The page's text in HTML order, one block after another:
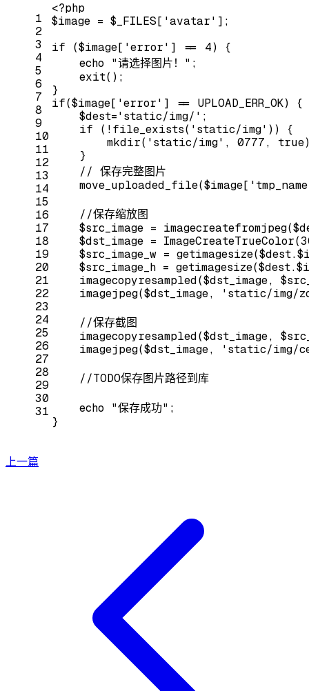
1
2
3
4
5
6
7
8
9
10
11
12
13
14
15
16
17
18
19
20
21
22
23
24
25
26
27
28
29
30
31
<?php
$image = $_FILES[ 'avatar' ];
if ($image[ 'error' ] == 4) {
echo
"请选择图片！" ;
exit();
}
if($image[ 'error' ] == UPLOAD_ERR_OK) {
    $dest=
'static/img/' ;
if (!file_exists( 'static/img' )) {
        mkdir(
'static/img' , 0777 , true
    }
// 保存完整图片
    move_uploaded_file($image[
//保存缩放图
$src_image =
    $dst_image = ImageCreateTrueColor(
$src_image_w =
$src_image_h =
imagecopyresampled($dst_image,
    imagejpeg($dst_image,
'static/img/
//保存截图
imagecopyresampled($dst_image,
    imagejpeg($dst_image,
'static/img/
//TODO保存图片路径到库
echo "保存成功" ;
}
上一篇